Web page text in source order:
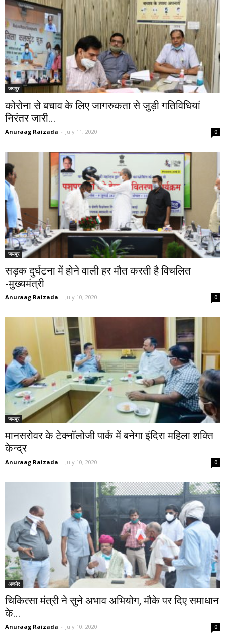
जयपुर
कोरोना से बचाव के लिए जागरुकता से जुड़ी गतिविधियां
निरंतर जारी...
Anuraag Raizada - July 11, 2020 0
जयपुर
सड़क दुर्घटना में होने वाली हर मौत करती है विचलित
-मुख्यमंत्री
Anuraag Raizada - July 10, 2020 0
जयपुर
मानसरोवर के टेक्नॉलोजी पार्क में बनेगा इंदिरा महिला शक्ति
केन्द्र
Anuraag Raizada - July 10, 2020 0
अजमेर
चिकित्सा मंत्री ने सुने अभाव अभियोग, मौके पर दिए समाधान
के...
Anuraag Raizada - July 10, 2020 0